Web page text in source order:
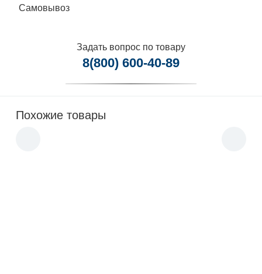
Самовывоз
Задать вопрос по товару
8(800) 600-40-89
Похожие товары